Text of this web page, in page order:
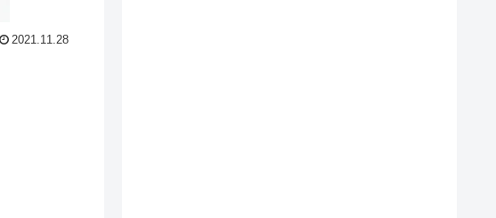
2021.11.28